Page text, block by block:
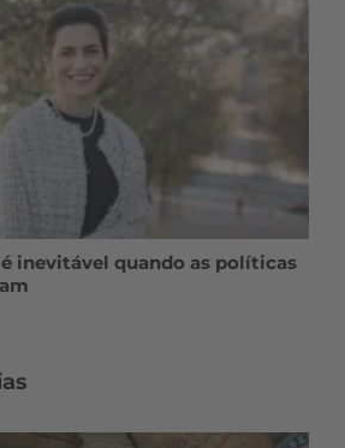
inevitável quando as políticas